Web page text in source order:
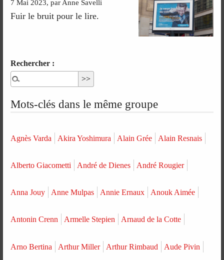
7 Mai 2023, par Anne Savelli
Fuir le bruit pour le lire.
Rechercher :
Mots-clés dans le même groupe
Agnès Varda Akira Yoshimura Alain Grée Alain Resnais
Alberto Giacometti André de Dienes André Rougier
Anna Jouy Anne Mulpas Annie Ernaux Anouk Aimée
Antonin Crenn Armelle Stepien Arnaud de la Cotte
Arno Bertina Arthur Miller Arthur Rimbaud Aude Pivin